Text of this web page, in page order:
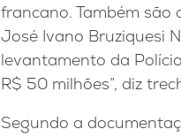
francano. Também são
José Ivano Bruziquesi
levantamento da
R$ 50 milhões”, diz
Segundo a